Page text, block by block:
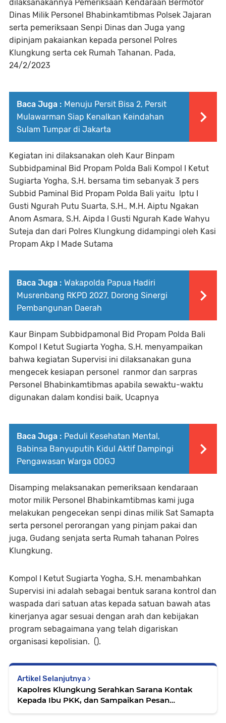
dilaksanakannya Pemeriksaan Kendaraan Bermotor
Dinas Milik Personel Bhabinkamtibmas Polsek Jajaran
serta pemeriksaan Senpi Dinas dan Juga yang
dipinjam pakaiankan kepada personel Polres
Klungkung serta cek Rumah Tahanan. Pada,
24/2/2023
Baca Juga : Menuju Persit Bisa 2, Persit
Mulawarman Siap Kenalkan Keindahan
Sulam Tumpar di Jakarta
Kegiatan ini dilaksanakan oleh Kaur Binpam
Subbidpaminal Bid Propam Polda Bali Kompol I Ketut
Sugiarta Yogha, S.H. bersama tim sebanyak 3 pers
Subbid Paminal Bid Propam Polda Bali yaitu Iptu I
Gusti Ngurah Putu Suarta, S.H., M.H. Aiptu Ngakan
Anom Asmara, S.H. Aipda I Gusti Ngurah Kade Wahyu
Suteja dan dari Polres Klungkung didampingi oleh Kasi
Propam Akp I Made Sutama
Baca Juga : Wakapolda Papua Hadiri
Musrenbang RKPD 2027, Dorong Sinergi
Pembangunan Daerah
Kaur Binpam Subbidpamonal Bid Propam Polda Bali
Kompol I Ketut Sugiarta Yogha, S.H. menyampaikan
bahwa kegiatan Supervisi ini dilaksanakan guna
mengecek kesiapan personel ranmor dan sarpras
Personel Bhabinkamtibmas apabila sewaktu-waktu
digunakan dalam kondisi baik, Ucapnya
Baca Juga : Peduli Kesehatan Mental,
Babinsa Banyuputih Kidul Aktif Dampingi
Pengawasan Warga ODGJ
Disamping melaksanakan pemeriksaan kendaraan
motor milik Personel Bhabinkamtibmas kami juga
melakukan pengecekan senpi dinas milik Sat Samapta
serta personel perorangan yang pinjam pakai dan
juga, Gudang senjata serta Rumah tahanan Polres
Klungkung.
Kompol I Ketut Sugiarta Yogha, S.H. menambahkan
Supervisi ini adalah sebagai bentuk sarana kontrol dan
waspada dari satuan atas kepada satuan bawah atas
kinerjanya agar sesuai dengan arah dan kebijakan
program sebagaimana yang telah digariskan
organisasi kepolisian. ().
Artikel Selanjutnya
Kapolres Klungkung Serahkan Sarana Kontak
Kepada Ibu PKK, dan Sampaikan Pesan